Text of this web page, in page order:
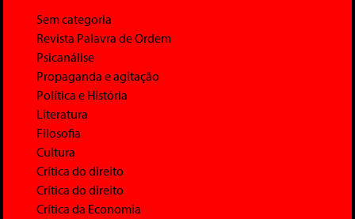
Sem categoria
Revista Palavra de Ordem
Psicanálise
Propaganda e agitação
Política e História
Literatura
Filosofia
Cultura
Crítica do direito
Crítica do direito
Crítica da Economia